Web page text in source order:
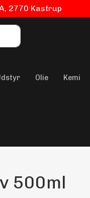
2770 Kastrup
Olie Kemi
500ml